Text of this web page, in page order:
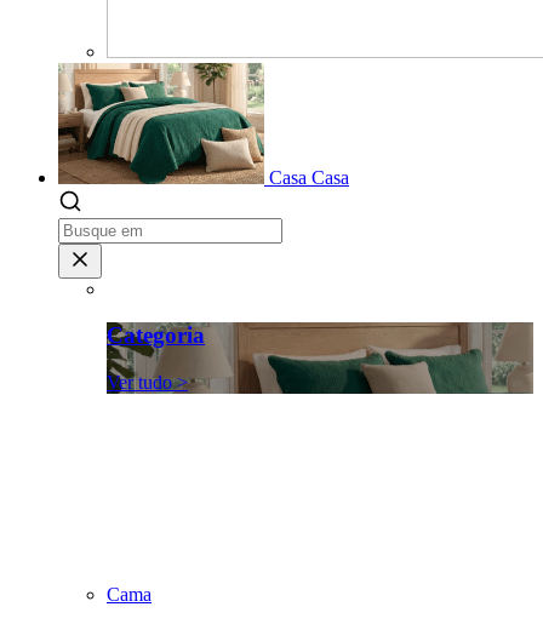
Casa Casa
Categoria
Ver tudo >
Cama